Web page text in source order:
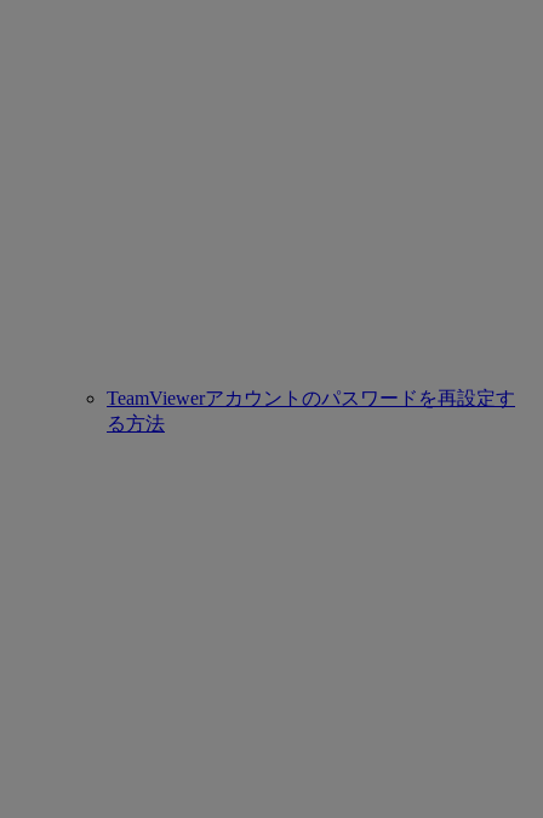
TeamViewerアカウントのパスワードを再設定す
る方法